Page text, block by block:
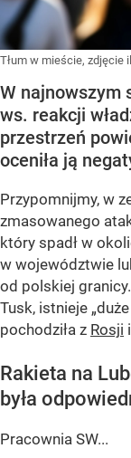
Tłum w mieście, zdjęcie
W najnowszym
ws. reakcji
przestrzeń
oceniła ją
Przypomnijmy, w
zmasowanego
który spadł w
w województwie
od polskiej
Tusk, istnieje
pochodziła z Rosji
Rakieta na
była
Pracownia SW...